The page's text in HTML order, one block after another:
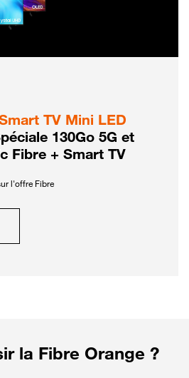
TV Mini LED
130Go 5G et
Fibre + Smart TV
l'offre Fibre
la Fibre Orange ?